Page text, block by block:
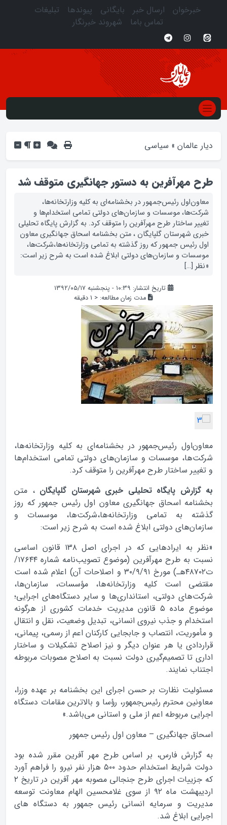
خبرخوان ارسال خبر بایگانی پیوندها
تبلیغات
تماس باما
شهروند خبرنگار
دیار عالمان » سیاسی
طرح مهرآفرین به دستور جهانگیری متوقف شد
معاون‌اول رئیس‌جمهور در بخشنامه‌ای به کلیه وزارتخانه‌ها،
شرکت‌ها، موسسات و سازمان‌های دولتی تمامی استخدام‌ها و
تغییر ساختار طرح مهر‌آفرین را متوقف کرد. به گزارش پایگاه تحلیلی
خبری شهرستان گلپایگان ، متن بخشنامه اسحاق جهانگیری معاون
اول رئیس جمهور که روز گذشته به تمامی وزارتخانه‌ها،شرکت‌ها،
موسسات و سازمان‌های دولتی ابلاغ شده است به شرح زیر است:
«نظر […]
تاریخ انتشار: ۱۰:۳۹ - پنجشنبه ۱۳۹۲/۰۵/۱۷
مدت زمان مطالعه: < 1 دقیقه
معاون‌اول رئیس‌جمهور در بخشنامه‌ای به کلیه وزارتخانه‌ها،
شرکت‌ها، موسسات و سازمان‌های دولتی تمامی استخدام‌ها
و تغییر ساختار طرح مهر‌آفرین را متوقف کرد.
به گزارش پایگاه تحلیلی خبری شهرستان گلپایگان ، متن
بخشنامه اسحاق جهانگیری معاون اول رئیس جمهور که روز
گذشته به تمامی وزارتخانه‌ها،شرکت‌ها، موسسات و
سازمان‌های دولتی ابلاغ شده است به شرح زیر است:
«نظر به ایرادهایی که در اجرای اصل ۱۳۸ قانون اساسی
نسبت به طرح مهر‌آفرین (موضوع تصویب‌نامه شماره ۱۷۶۴۴/
ت۴۸۷۰۲هـ) مورخ ۳۰/۹/۹۱ و اصلاحات آن) اعلام شده است
مقتضی است کلیه وزارتخانه‌ها، مؤسسات، سازمان‌ها،
شرکت‌های دولتی، استانداری‌ها و سایر دستگاه‌های اجرایی؛
موضوع ماده ۵ قانون مدیریت خدمات کشوری از هرگونه
استخدام و جذب نیروی انسانی، تبدیل وضعیت، نقل و انتقال
و مأموریت، انتصاب و جابجایی کارکنان اعم از رسمی، پیمانی،
قراردادی یا هر عنوان دیگر و نیز اصلاح تشکیلات و ساختار
اداری تا تصمیم‌گیری دولت نسبت به اصلاح مصوبات مربوطه
اجتناب نمایند.
مسئولیت نظارت بر حسن اجرای این بخشنامه بر عهده وزرا،
معاونین محترم رئیس‌جمهور، رؤسا و بالاترین مقامات دستگاه‌
اجرایی مربوطه اعم از ملی و استانی می‌باشد.»
اسحاق جهانگیری – معاون اول رئیس جمهور
به گزارش فارس، بر اساس طرح مهر آفرین مقرر شده بود
دولت شرایط استخدام حدود ۵۰۰ هزار نفر نیرو را فراهم آورد
که جزییات اجرای طرح جنجالی مصوبه مهر آفرین در تاریخ ۲
اردیبهشت ماه ۹۲ از سوی غلامحسین الهام معاونت توسعه
مدیریت و سرمایه انسانی رئیس جمهور به دستگاه های
اجرایی ابلاغ شد‬.